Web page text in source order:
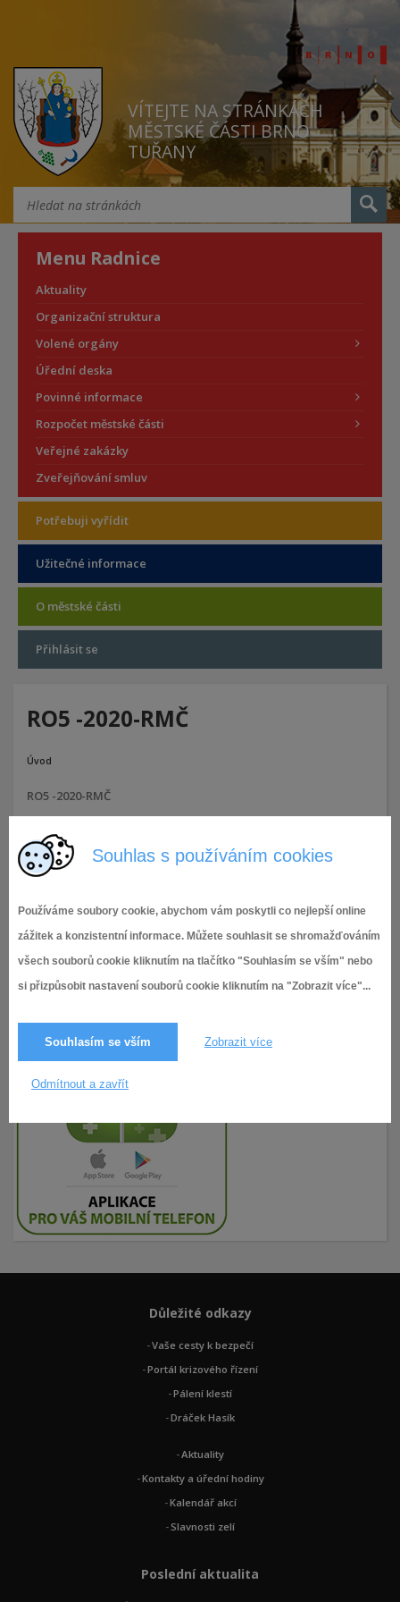
Souhlas s používáním cookies
Používáme soubory cookie, abychom vám poskytli co nejlepší online
zážitek a konzistentní informace. Můžete souhlasit se shromažďováním
všech souborů cookie kliknutím na tlačítko "Souhlasím se vším" nebo
si přizpůsobit nastavení souborů cookie kliknutím na "Zobrazit více"...
Souhlasím se vším Zobrazit více
Odmítnout a zavřít
VÍTEJTE NA STRÁNKÁCH
MĚSTSKÉ ČÁSTI BRNO
TUŘANY
Menu Radnice
Aktuality
Organizační struktura
Volené orgány
Úřední deska
Povinné informace
Rozpočet městské části
Veřejné zakázky
Zveřejňování smluv
Potřebuji vyřídit
Užitečné informace
O městské části
Přihlásit se
RO5 -2020-RMČ
Úvod
RO5 -2020-RMČ
22.4.2020
Důležité odkazy
Vaše cesty k bezpečí
Portál krizového řízení
Pálení klestí
Dráček Hasík
Aktuality
Kontakty a úřední hodiny
Kalendář akcí
Slavnosti zelí
Poslední aktualita